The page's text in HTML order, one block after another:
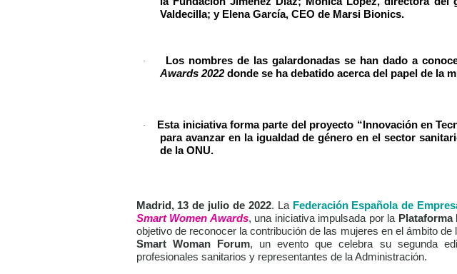
Valdecilla; y Elena García, CEO de Marsi Bionics.
· Los nombres de las galardonadas se han dado a
Awards 2022donde se ha debatido acerca del papel de la
·
Esta iniciativa forma parte del proyecto “Innovación en
para avanzar en la igualdad de género en el sector
de la ONU.
Madrid, 13 de julio de 2022. La Federación Española de
Smart Women Awards, una iniciativa impulsada por la
objetivo de reconocer la contribución de las mujeres en el ámbito
Smart Woman Forum, un evento que celebra su segunda
profesionales sanitarios y representantes de la Administración.